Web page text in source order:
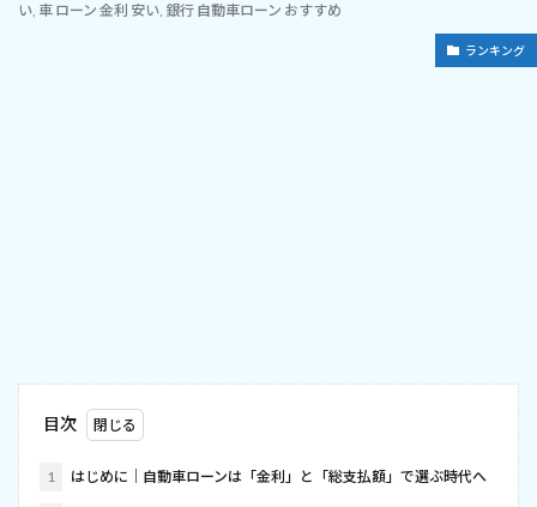
い, 車 ローン 金利 安い, 銀行 自動車ローン おすすめ
ランキング
目次
1 はじめに｜自動車ローンは「金利」と「総支払額」で選ぶ時代へ